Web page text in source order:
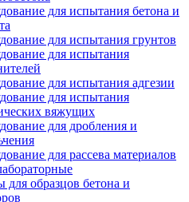
для испытания бетона и
для испытания грунтов
для испытания
для испытания адгезии
для испытания
вяжущих
для дробления и
для рассева материалов
образцов бетона и